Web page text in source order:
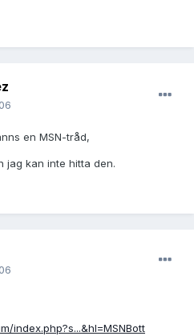
en MSN-tråd,
jag kan inte hitta den.
index.php?s...&hl=MSNBott